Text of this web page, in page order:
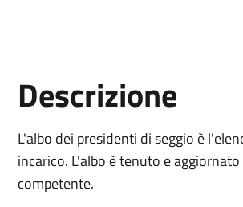
Descrizione
L'albo dei presidenti di seggio è
incarico. L'albo è tenuto e
competente.